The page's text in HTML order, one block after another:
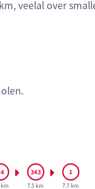
veelal over
km 7.5 km 7.7 km